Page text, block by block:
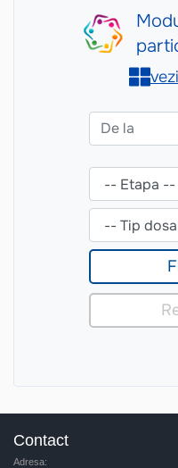
Contact
Adresa: